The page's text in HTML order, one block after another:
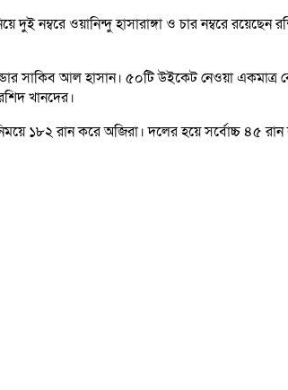
ওয়ানিন্দু হাসারাঙ্গা ও চার নম্বরে রয়েছেন
সাকিব আল হাসান। ৫০টি উইকেট নেওয়া
খানদের।
১৮২ রান করে অজিরা। দলের হয়ে সর্বোচ্চ ৪৫